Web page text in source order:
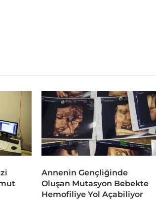
Annenin Gençliğinde
Oluşan Mutasyon Bebekte
Hemofiliye Yol Açabiliyor